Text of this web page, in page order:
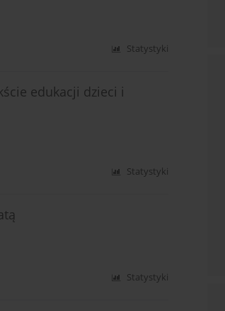
Statystyki
edukacji dzieci i
Statystyki
Statystyki